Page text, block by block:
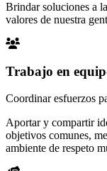
Brindar soluciones a
valores de nuestra
Trabajo en
Coordinar esfuerzos
Aportar y compartir
objetivos comunes,
ambiente de respeto